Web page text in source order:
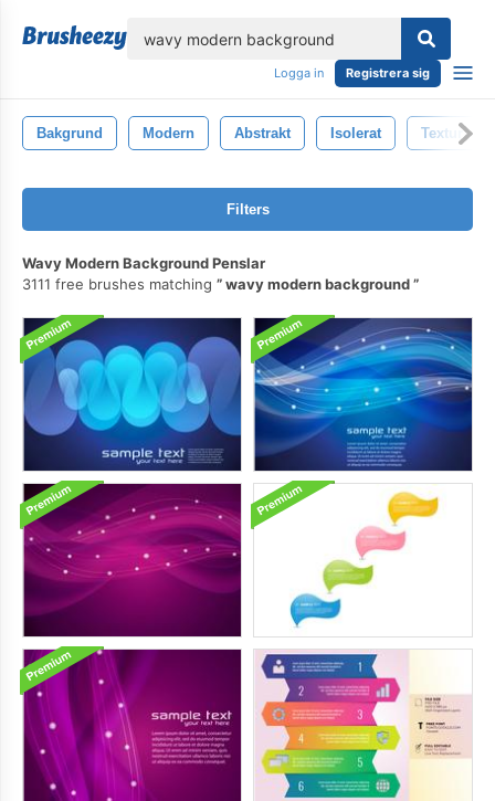
Logga in Registrera sig
Bakgrund Modern Abstrakt Isolerat Textur
Filters
Wavy Modern Background Penslar
3111 free brushes matching
wavy modern background